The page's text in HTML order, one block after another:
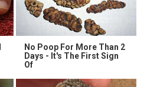
No Poop For More Than 2
Days - It's The First Sign
Of